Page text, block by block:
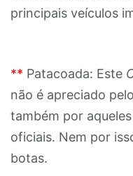
principais veículos
** Patacoada: Este
não é apreciado
também por
oficiais. Nem por
botas.